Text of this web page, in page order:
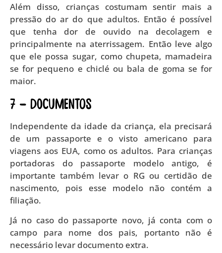
Além disso, crianças costumam sentir mais a
pressão do ar do que adultos. Então é possível
que tenha dor de ouvido na decolagem e
principalmente na aterrissagem. Então leve algo
que ele possa sugar, como chupeta, mamadeira
se for pequeno e chiclé ou bala de goma se for
maior.
7 – DOCUMENTOS
Independente da idade da criança, ela precisará
de um passaporte e o visto americano para
viagens aos EUA, como os adultos. Para crianças
portadoras do passaporte modelo antigo, é
importante também levar o RG ou certidão de
nascimento, pois esse modelo não contém a
filiação.
Já no caso do passaporte novo, já conta com o
campo para nome dos pais, portanto não é
necessário levar documento extra.